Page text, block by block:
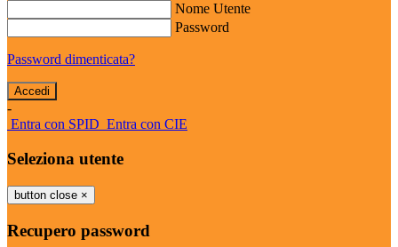
Nome Utente
Password
Password dimenticata?
-
Entra con SPID Entra con CIE
Seleziona utente
button close ×
Recupero password